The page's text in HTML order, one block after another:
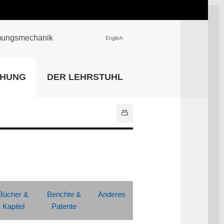
Universitätsbibliothek
English
DER LEHRSTUHL
&
Kapitel
Berichte &
Patente
Anderes